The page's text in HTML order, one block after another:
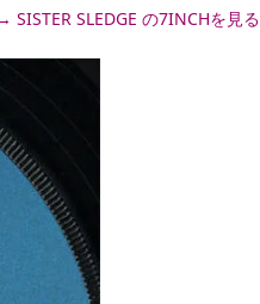
SISTER SLEDGE の7INCHを見る